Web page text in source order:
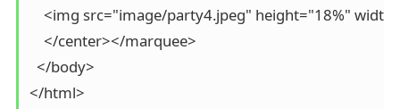
<img src="image/party4.jpeg" height="18%"
    </center></marquee>
  </body>